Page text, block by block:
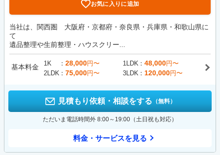
お気に入りに追加
当社は、関西圏 大阪府・京都府・奈良県・兵庫県・和歌山県に
て
遺品整理や生前整理・ハウスクリー...
基本料金 1K 28,000円〜 1LDK 48,000円〜
2LDK
75,000円〜 3LDK 120,000円〜
見積もり依頼・相談をする （無料）
ただいま電話時間外 8:00～19:00（土日祝も対応）
料金・サービスを見る